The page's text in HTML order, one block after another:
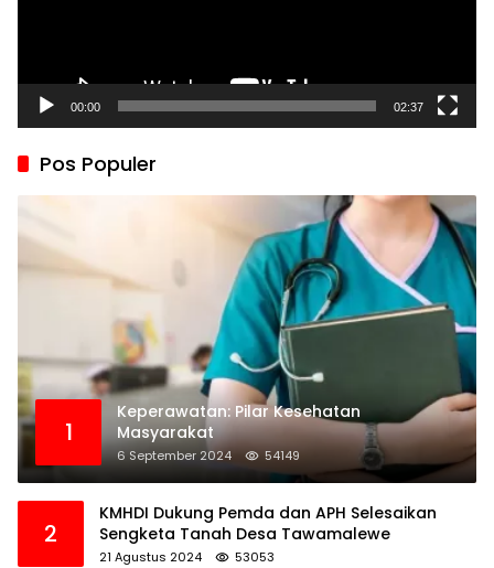
00:00 02:37
Pos Populer
1
Keperawatan: Pilar Kesehatan
Masyarakat
6 September 2024 54149
2
KMHDI Dukung Pemda dan APH Selesaikan
Sengketa Tanah Desa Tawamalewe
21 Agustus 2024 53053